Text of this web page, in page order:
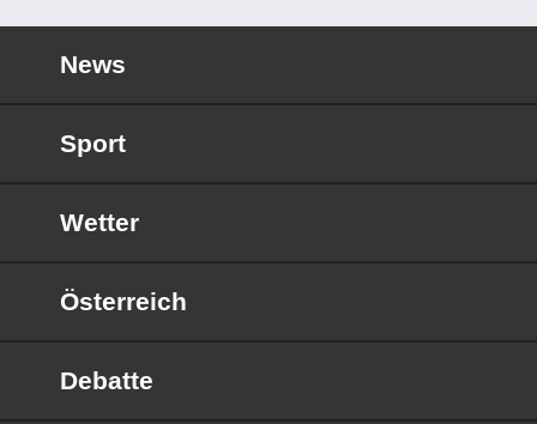
News
Sport
Wetter
Österreich
Debatte